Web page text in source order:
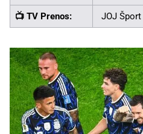
📺 TV Prenos: JOJ Šport